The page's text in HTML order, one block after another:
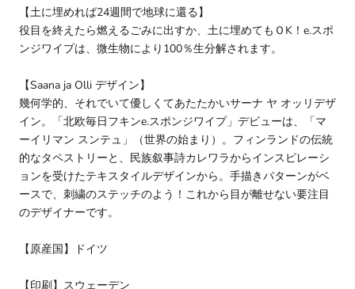
【土に埋めれば24週間で地球に還る】
役目を終えたら燃えるごみに出すか、土に埋めてもＯK！e.スポ
ンジワイプは、微生物により100％生分解されます。
【Saana ja Olli デザイン】
幾何学的、それでいて優しくてあたたかいサーナ ヤ オッリデザ
イン。「北欧毎日フキンe.スポンジワイプ」デビューは、「マ
ーイリマン スンテュ」（世界の始まり）。フィンランドの伝統
的なタペストリーと、民族叙事詩カレワラからインスピレーシ
ョンを受けたテキスタイルデザインから。手描きパターンがベ
ースで、刺繍のステッチのよう！これから目が離せない要注目
のデザイナーです。
【原産国】ドイツ
【印刷】スウェーデン